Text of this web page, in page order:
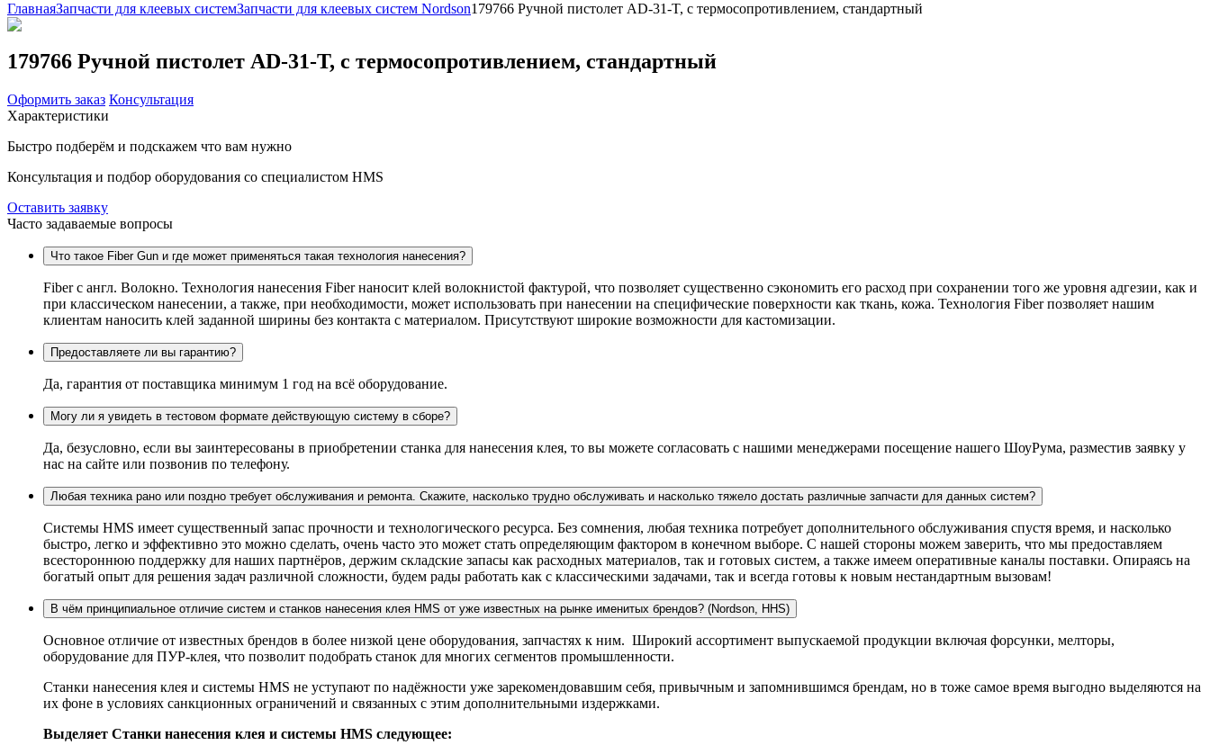
ГлавнаяЗапчасти для клеевых системЗапчасти для клеевых систем Nordson179766 Ручной пистолет AD-31-T, с термосопротивлением, стандартный
179766 Ручной пистолет AD-31-T, с термосопротивлением, стандартный
Оформить заказ Консультация
Характеристики
Быстро подберём и подскажем что вам нужно
Консультация и подбор оборудования со специалистом HMS
Оставить заявку
Часто задаваемые вопросы
Что такое Fiber Gun и где может применяться такая технология нанесения?
Fiber c англ. Волокно. Технология нанесения Fiber наносит клей волокнистой фактурой, что позволяет существенно сэкономить его расход при сохранении того же уровня адгезии, как и
при классическом нанесении, а также, при необходимости, может использовать при нанесении на специфические поверхности как ткань, кожа. Технология Fiber позволяет нашим
клиентам наносить клей заданной ширины без контакта с материалом. Присутствуют широкие возможности для кастомизации.
Предоставляете ли вы гарантию?
Да, гарантия от поставщика минимум 1 год на всё оборудование.
Могу ли я увидеть в тестовом формате действующую систему в сборе?
Да, безусловно, если вы заинтересованы в приобретении станка для нанесения клея, то вы можете согласовать с нашими менеджерами посещение нашего ШоуРума, разместив заявку у
нас на сайте или позвонив по телефону.
Любая техника рано или поздно требует обслуживания и ремонта. Скажите, насколько трудно обслуживать и насколько тяжело достать различные запчасти для данных систем?
Системы HMS имеет существенный запас прочности и технологического ресурса. Без сомнения, любая техника потребует дополнительного обслуживания спустя время, и насколько
быстро, легко и эффективно это можно сделать, очень часто это может стать определяющим фактором в конечном выборе. С нашей стороны можем заверить, что мы предоставляем
всестороннюю поддержку для наших партнёров, держим складские запасы как расходных материалов, так и готовых систем, а также имеем оперативные каналы поставки. Опираясь на
богатый опыт для решения задач различной сложности, будем рады работать как с классическими задачами, так и всегда готовы к новым нестандартным вызовам!
В чём принципиальное отличие систем и станков нанесения клея HMS от уже известных на рынке именитых брендов? (Nordson, HHS)
Основное отличие от известных брендов в более низкой цене оборудования, запчастях к ним. Широкий ассортимент выпускаемой продукции включая форсунки, мелторы,
оборудование для ПУР-клея, что позволит подобрать станок для многих сегментов промышленности.
Станки нанесения клея и системы HMS не уступают по надёжности уже зарекомендовавшим себя, привычным и запомнившимся брендам, но в тоже самое время выгодно выделяются на
их фоне в условиях санкционных ограничений и связанных с этим дополнительными издержками.
Выделяет Станки нанесения клея и системы HMS следующее: